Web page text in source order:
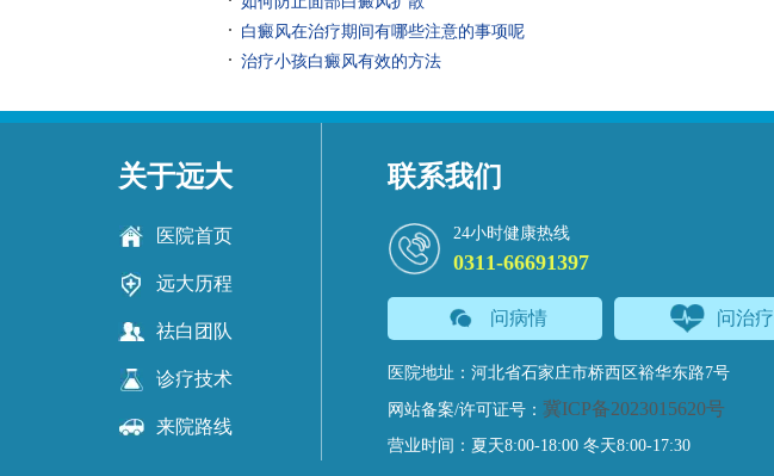
白癜风在治疗期间有哪些注意的事项呢
治疗小孩白癜风有效的方法
关于远大
医院首页
远大历程
祛白团队
诊疗技术
来院路线
联系我们
24小时健康热线
0311-66691397
问病情 问治疗
医院地址：河北省石家庄市桥西区裕华东路7号
网站备案/许可证号： 冀ICP备2023015620号
营业时间：夏天8:00-18:00 冬天8:00-17:30